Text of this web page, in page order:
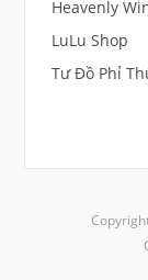
Heavenly
LuLu Shop
Tư Đồ Phỉ